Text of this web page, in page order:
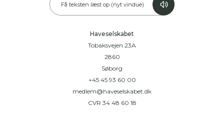
Få teksten læst op (nyt vindue)
Haveselskabet
Tobaksvejen 23A
2860
Søborg
+45 45 93 60 00
medlem@haveselskabet.dk
CVR 34 48 60 18